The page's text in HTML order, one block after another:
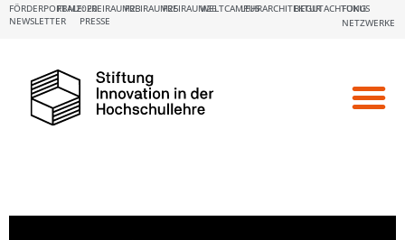
NEWSLETTER PRESSE
FÖRDERPORTALE:
FBM2020FREIRAUM23FREIRAUM25FREIRAUM26WELTCAMPUSLEHRARCHITEKTURBEGUTACHTUNG
FOKUS
NETZWERKE